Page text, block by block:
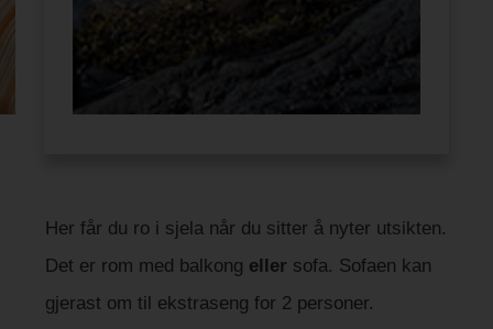
Her får du ro i sjela når du sitter å nyter utsikten.
Det er rom med balkong eller sofa. Sofaen kan
gjerast om til ekstraseng for 2 personer.